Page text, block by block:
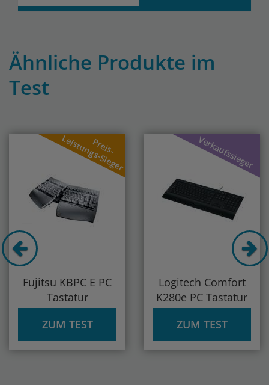
Ähnliche Produkte im
Test
Preis-
Leistungs-Sieger
Fujitsu KBPC E PC
Tastatur
ZUM TEST
Verkaufssieger
Logitech Comfort
K280e PC Tastatur
ZUM TEST
Previous